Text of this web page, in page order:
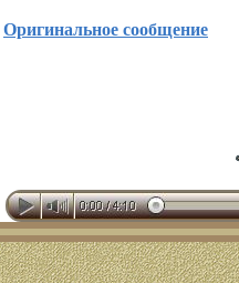
Оригинальное сообщение